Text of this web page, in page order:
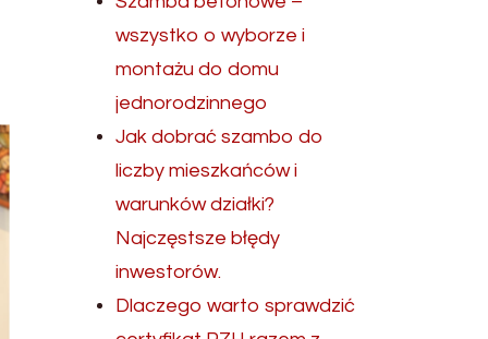
wszystko o wyborze i
montażu do domu
jednorodzinnego
Jak dobrać szambo do
liczby mieszkańców i
warunków działki?
Najczęstsze błędy
inwestorów.
Dlaczego warto sprawdzić